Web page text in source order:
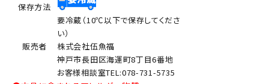
保存方法
要冷蔵（10℃以下で保存してくださ
い）
販売者
株式会社伍魚福
神戸市長田区海運町8丁目6番地
お客様相談室TEL:078-731-5735